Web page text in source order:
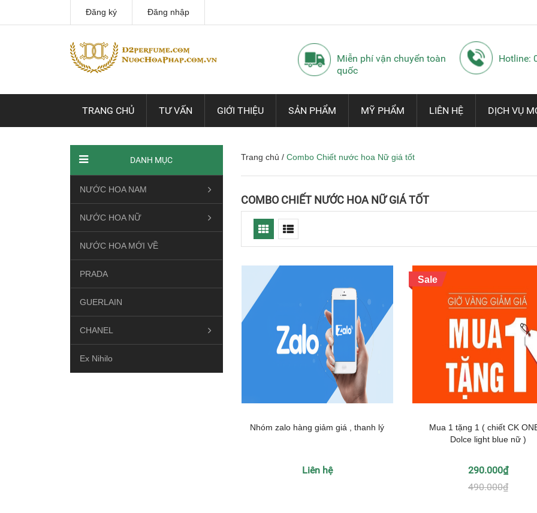
Đăng ký Đăng nhập
Miễn phí vận chuyển toàn
quốc
Hotline:
TRANG CHỦ TƯ VẤN GIỚI THIỆU SẢN PHẨM MỸ PHẨM LIÊN HỆ DỊCH VỤ
Trang chủ / Combo Chiết nước hoa Nữ giá tốt
COMBO CHIẾT NƯỚC HOA NỮ GIÁ TỐT
Nhóm zalo hàng giảm giá , thanh lý
Liên hệ
Sale
Mua 1 tặng 1 ( chiết CK
Dolce light blue nữ )
290.000₫
490.000₫
DANH MỤC
NƯỚC HOA NAM
NƯỚC HOA NỮ
NƯỚC HOA MỚI VỀ
PRADA
GUERLAIN
CHANEL
Ex Nihilo